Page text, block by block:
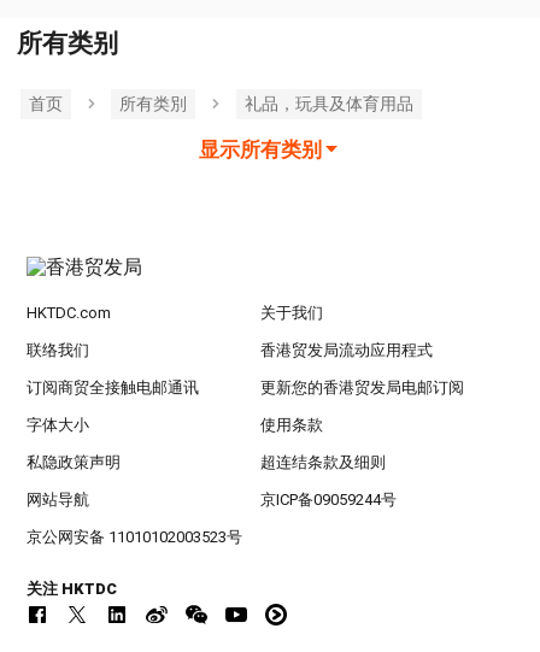
所有类别
首页 所有类別 礼品，玩具及体育用品
显示所有类别
HKTDC.com 关于我们
联络我们 香港贸发局流动应用程式
订阅商贸全接触电邮通讯 更新您的香港贸发局电邮订阅
字体大小 使用条款
私隐政策声明 超连结条款及细则
网站导航 京ICP备09059244号
京公网安备 11010102003523号
关注 HKTDC